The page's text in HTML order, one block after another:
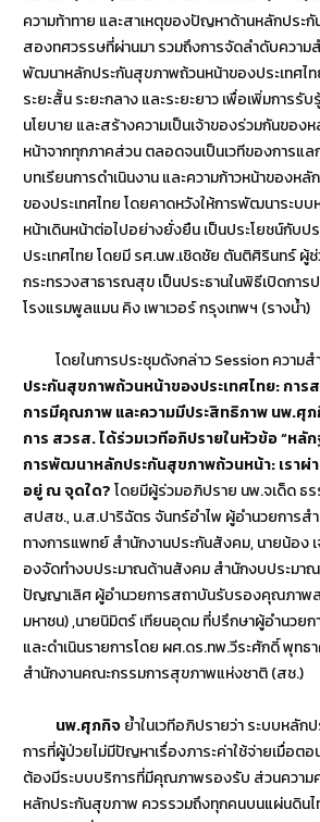
ความท้าทาย และสาเหตุของปัญหาด้านหลักประ
สองทศวรรษที่ผ่านมา รวมถึงการจัดลำดับควา
พัฒนาหลักประกันสุขภาพถ้วนหน้าของประเทศไท
ระยะสั้น ระยะกลาง และระยะยาว เพื่อเพิ่มการ
นโยบาย และสร้างความเป็นเจ้าของร่วมกันขอ
หน้าจากทุกภาคส่วน ตลอดจนเป็นเวทีของการแ
บทเรียนการดำเนินงาน และความก้าวหน้าของห
ของประเทศไทย โดยคาดหวังให้การพัฒนาระบ
หน้าเดินหน้าต่อไปอย่างยั่งยืน เป็นประโยชน์กับป
ประเทศไทย โดยมี รศ.นพ.เชิดชัย ตันติศิรินทร์ ผู้
กระทรวงสาธารณสุข เป็นประธานในพิธีเปิดกา
โรงแรมพูลแมน คิง เพาเวอร์ กรุงเทพฯ (รางน้ำ)
โดยในการประชุมดังกล่าว Session ความส
ประกันสุขภาพถ้วนหน้าของประเทศไทย: การ
การมีคุณภาพ และความมีประสิทธิภาพนพ.ศุ
การ สวรส. ได้ร่วมเวทีอภิปรายในหัวข้อ “หลั
การพัฒนาหลักประกันสุขภาพถ้วนหน้า: เราผ่า
อยู่ ณ จุดใด?โดยมีผู้ร่วมอภิปราย นพ.จเด็ด ธร
สปสช., น.ส.ปาริฉัตร จันทร์อำไพ ผู้อำนวยการส
ทางการแพทย์ สำนักงานประกันสังคม, นายน้อง
องจัดทำงบประมาณด้านสังคม สำนักงบประม
ปัญญาเลิศ ผู้อำนวยการสถาบันรับรองคุณภาพ
มหาชน) ,นายนิมิตร์ เทียนอุดม ที่ปรึกษาผู้อำนวยก
และดำเนินรายการโดย ผศ.ดร.ทพ.วีระศักดิ์ พุ
สำนักงานคณะกรรมการสุขภาพแห่งชาติ (สช.)
นพ.ศุภกิจย้ำในเวทีอภิปรายว่า ระบบหลั
การที่ผู้ป่วยไม่มีปัญหาเรื่องภาระค่าใช้จ่ายเมื่อตอ
ต้องมีระบบบริการที่มีคุณภาพรองรับ ส่วนควา
หลักประกันสุขภาพ ควรรวมถึงทุกคนบนแผ่นดิน